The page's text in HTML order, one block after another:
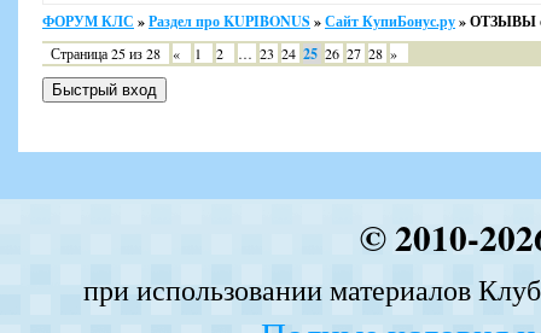
ФОРУМ КЛС »Раздел про KUPIBONUS»Сайт КупиБонус.ру»ОТЗЫВЫ
Страница25из28 « 1 2 … 23 24 25 26 27 28 »
© 2010-
при использовании материалов